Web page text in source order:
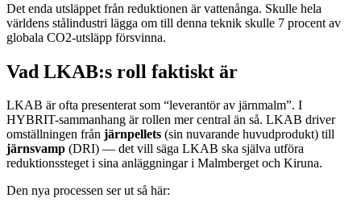
Det enda utsläppet från reduktionen är vattenånga. Skulle hela
världens stålindustri lägga om till denna teknik skulle 7 procent av
globala CO2-utsläpp försvinna.
Vad LKAB:s roll faktiskt är
LKAB är ofta presenterat som “leverantör av järnmalm”. I
HYBRIT-sammanhang är rollen mer central än så. LKAB driver
omställningen från järnpellets (sin nuvarande huvudprodukt) till
järnsvamp (DRI) — det vill säga LKAB ska själva utföra
reduktionssteget i sina anläggningar i Malmberget och Kiruna.
Den nya processen ser ut så här: